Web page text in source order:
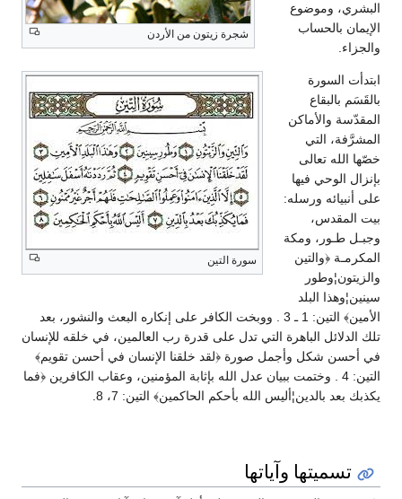
شجرة زيتون من الأردن
سورة التين
البشري، وموضوع
الإيمان بالحساب
والجزاء.
ابتدأت السورة
بالقَسَم بالبقاع
المقدّسة والأماكن
المشرَّفة، التي
خصّها الله تعالى
بإنزال الوحي فيها
على أنبيائه ورسله:
بيت المقدس،
وجبـل طـور، ومكة
المكرمـة ﴿والتين
والزيتون¦وطور
سينين¦وهذا البلد
الأمين﴾ التين: 1 ـ 3 . ووبخت الكافر على إنكاره البعث والنشور، بعد
تلك الدلائل الباهرة التي تدل على قدرة رب العالمين، في خلقه للإنسان
في أحسن شكل وأجمل صورة ﴿لقد خلقنا الإنسان في أحسن تقويم﴾
التين: 4 . وختمت ببيان عدل الله بإثابة المؤمنين، وعقاب الكافرين ﴿فما
يكذبك بعد بالدين¦أليس الله بأحكم الحاكمين﴾ التين: 7، 8.
تسميتها وآياتها